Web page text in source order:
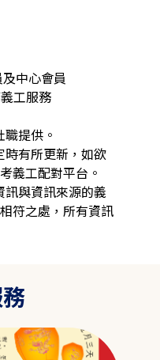
中心會員
工服務
提供。
有所更新，如欲
義工配對平台。
與資訊來源的義
符之處，所有資訊